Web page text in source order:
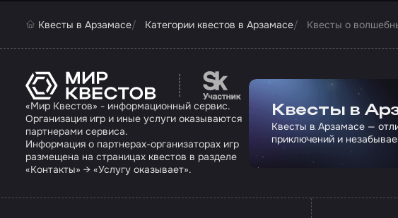
Квесты в Арзамасе Категории квестов в Арзамасе Квесты о
Перейти на сайт партнера Сколково
«Мир Квестов» - информационный сервис.
Организация игр и иные услуги оказываются
партнерами сервиса.
Информация о партнерах-организаторах игр
размещена на страницах квестов в разделе
«Контакты» → «Услугу оказывает».
Квесты в
Квесты в Арзамасе —
приключений и